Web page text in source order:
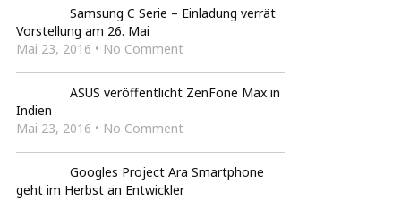
Samsung C Serie – Einladung verrät
Vorstellung am 26. Mai
Mai 23, 2016 • No Comment
ASUS veröffentlicht ZenFone Max in
Indien
Mai 23, 2016 • No Comment
Googles Project Ara Smartphone
geht im Herbst an Entwickler